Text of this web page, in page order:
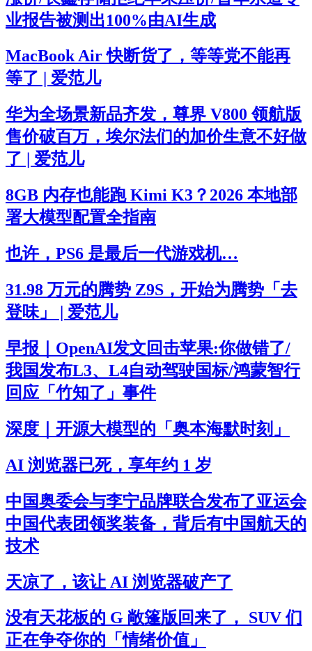
业报告被测出100%由AI生成
MacBook Air 快断货了，等等党不能再
等了 | 爱范儿
华为全场景新品齐发，尊界 V800 领航版
售价破百万，埃尔法们的加价生意不好做
了 | 爱范儿
8GB 内存也能跑 Kimi K3？2026 本地部
署大模型配置全指南
也许，PS6 是最后一代游戏机…
31.98 万元的腾势 Z9S，开始为腾势「去
登味」 | 爱范儿
早报｜OpenAI发文回击苹果:你做错了/
我国发布L3、L4自动驾驶国标/鸿蒙智行
回应「竹知了」事件
深度｜开源大模型的「奥本海默时刻」
AI 浏览器已死，享年约 1 岁
中国奥委会与李宁品牌联合发布了亚运会
中国代表团领奖装备，背后有中国航天的
技术
天凉了，该让 AI 浏览器破产了
没有天花板的 G 敞篷版回来了， SUV 们
正在争夺你的「情绪价值」